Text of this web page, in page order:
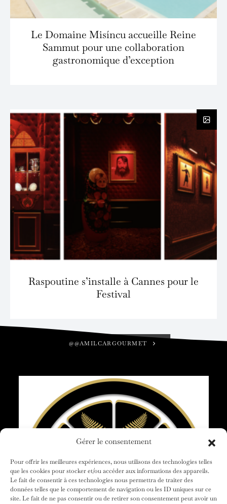
Gérer le consentement
Pour offrir les meilleures expériences, nous utilisons des technologies telles
que les cookies pour stocker et/ou accéder aux informations des appareils.
Le fait de consentir à ces technologies nous permettra de traiter des
données telles que le comportement de navigation ou les ID uniques sur ce
site. Le fait de ne pas consentir ou de retirer son consentement peut avoir un
Le Domaine Misíncu accueille Reine
Sammut pour une collaboration
gastronomique d’exception
Raspoutine s’installe à Cannes pour le
Festival
@@AMILCARGOURMET